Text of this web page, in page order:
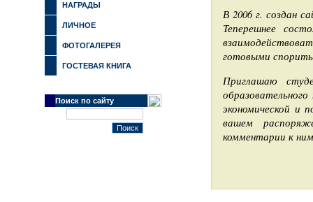
НАГРАДЫ
ЛИЧНОЕ
ФОТОГАЛЕРЕЯ
ГОСТЕВАЯ КНИГА
Поиск по сайту
В 2006 г. создан
Теперешнее
готовыми
Приглашаю
экономической и
вашем
комментарии к